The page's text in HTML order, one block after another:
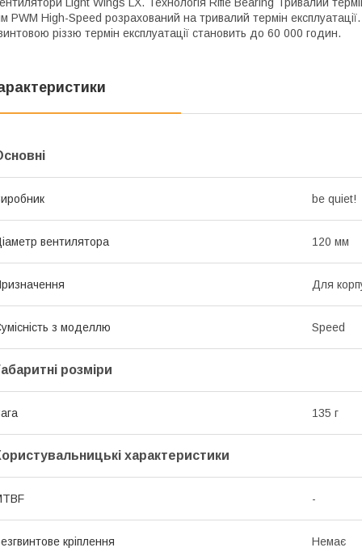
PWM High-Speed розрахований на тривалий термін
різзю термін експлуатації становить до 60 000 годин.
be quiet!
вентилятора 120 мм
Для
з моделлю Speed
розміри
135 г
характеристики
-
кріплення Немає